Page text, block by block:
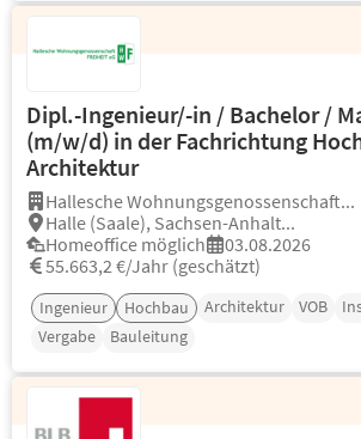
Dipl.-Ingenieur/-in / Bachelor /
(m/w/d) in der Fachrichtung
Architektur
Hallesche Wohnungsgenossenschaft...
Halle (Saale), Sachsen-Anhalt...
Homeoffice möglich
03.08.2026
55.663,2 €/Jahr (geschätzt)
Ingenieur Hochbau Architektur VOB
Vergabe
Bauleitung